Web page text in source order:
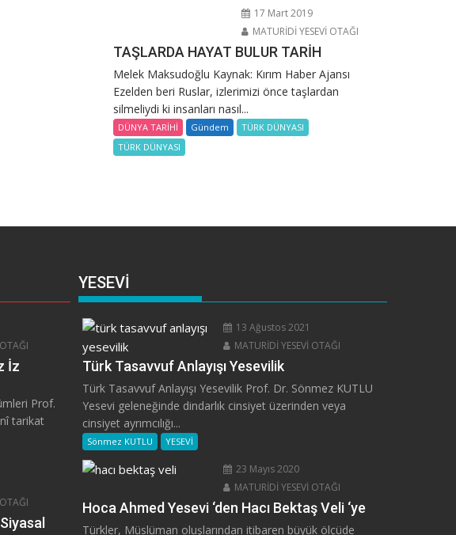
17 Mart 2019
MATURİDİ YESEVİ OTAĞI
TAŞLARDA HAYAT BULUR TARİH
Melek Maksudoğlu Kaynak: Kırım Haber Ajansı
Ezelden beri Ruslar, izlerimizi önce taşlardan
silmeliydi ki insanları nasıl...
DÜNYA TARİHİ Gündem
TÜRK DÜNYASI
TÜRK DÜNYASI
İz
Prof.
tarikat
YESEVİ
13 Ağustos 2021
MATURİDİ YESEVİ OTAĞI
Türk Tasavvuf Anlayışı Yesevilik
Türk Tasavvuf Anlayışı Yesevilik Prof. Dr. Sönmez KUTLU
Yesevi geleneğinde dindarlık cinsiyet üzerinden veya
cinsiyet ayrımcılığı...
Sönmez KUTLU YESEVİ
23 Mayıs 2020
MATURİDİ YESEVİ OTAĞI
Hoca Ahmed Yesevi ‘den Hacı Bektaş Veli ‘ye
Türkler, Müslüman oluşlarından itibaren büyük ölçüde